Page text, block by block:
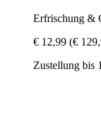
Erfrischung &
€ 12,99 (€
Zustellung bis